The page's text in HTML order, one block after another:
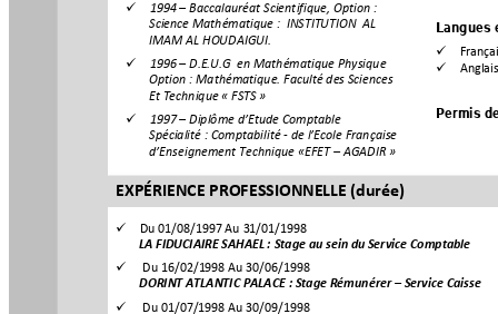
EXPÉRIENCE PROFESSIONNELLE (durée)
 1994 – Baccalauréat Scientifique, Option :
Science Mathématique : INSTITUTION AL
IMAM AL HOUDAIGUI.

1996 – D.E.U.G  en Mathématique Physique
Option : Mathématique. Faculté des Sciences
Et Technique « FSTS »

1997 – Diplôme d’Etude Comptable
Spécialité : Comptabilité - de l’Ecole Française
d’Enseignement Technique «EFET – AGADIR »
COMPÉTENCES-CLÉS
COMPÉTENCES-CLÉS
COMPÉTENCES-
COMPÉTENCES-
Langues

 Anglais
Permis
 Du 01/08/1997 Au 31/01/1998
LA FIDUCIAIRE SAHAEL : Stage au sein du Service Comptable
 Du 16/02/1998 Au 30/06/1998
DORINT ATLANTIC PALACE : Stage Rémunérer – Service Caisse
 Du 01/07/1998 Au 30/09/1998